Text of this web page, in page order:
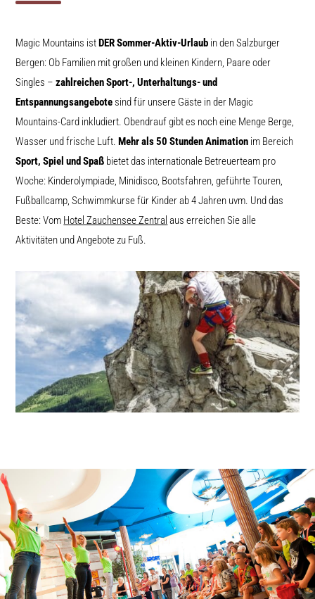
Magic Mountains istDERSommer-Aktiv-Urlaub in den Salzburger
Bergen: Ob Familien mit großen und kleinen Kindern, Paare oder
Singles –zahlreichen Sport-, Unterhaltungs- und
Entspannungsangebote sind für unsere Gäste in der Magic
Mountains-Card inkludiert. Obendrauf gibt es noch eine Menge Berge,
Wasser und frische Luft.Mehr als 50 Stunden Animation im Bereich
Sport, Spiel und Spaß bietet das internationale Betreuerteam pro
Woche: Kinderolympiade, Minidisco, Bootsfahren, geführte Touren,
Fußballcamp, Schwimmkurse für Kinder ab 4 Jahren uvm. Und das
Beste: Vom Hotel Zauchensee Zentral aus erreichen Sie alle
Aktivitäten und Angebote zu Fuß.